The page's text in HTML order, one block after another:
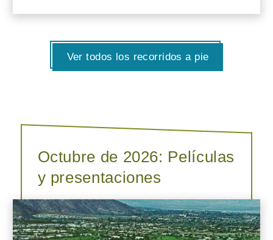
Ver todos los recorridos a pie
Octubre de 2026: Películas
y presentaciones